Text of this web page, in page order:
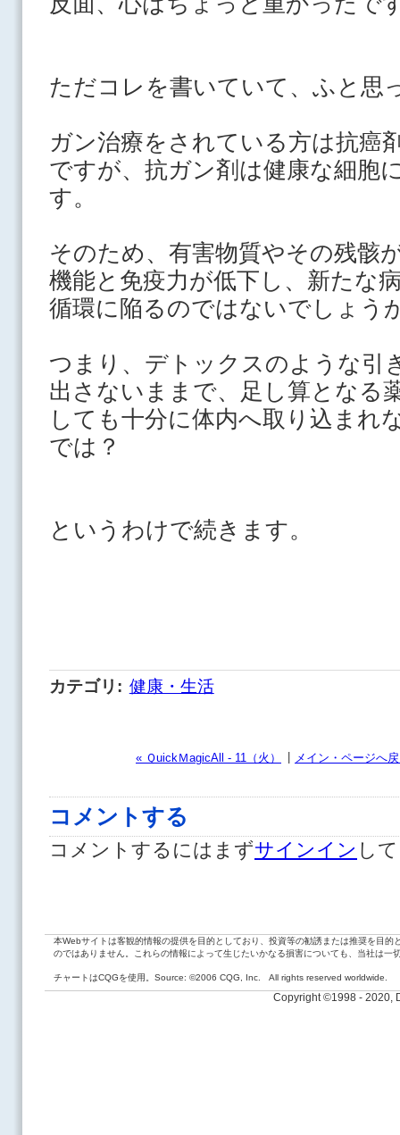
ただコレを書いていて、ふと思
ガン治療をされている方は抗癌
ですが、抗ガン剤は健康な細胞
す。
そのため、有害物質やその残骸
機能と免疫力が低下し、新たな
循環に陥るのではないでしょう
つまり、デトックスのような引
出さないままで、足し算となる
しても十分に体内へ取り込まれ
では？
というわけで続きます。
カテゴリ : 健康・生活
« ＱuickＭagicAll - 11（火） メイン・ページへ
コメントする
コメントするにはまずサインイン し
本Webサイトは客観的情報の提供を目的としており、投資等の勧誘または推奨を目
のではありません。これらの情報によって生じたいかなる損害についても、当社は一
チャートはCQGを使用。Source: ©2006 CQG, Inc. All rights reserved worldwide.
Copyright ©1998 - 2020,